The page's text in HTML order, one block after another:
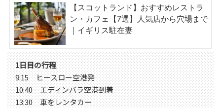
【スコットランド】おすすめレストラ
ン・カフェ【7選】人気店から穴場まで
｜イギリス駐在妻
1日目の行程
9:15 ヒースロー空港発
10:40 エディンバラ空港到着
13:30 車をレンタカー